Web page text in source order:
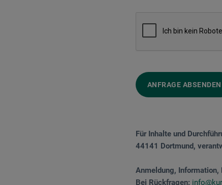
ANFRAGE ABSENDEN
Für Inhalte und
44141 Dortmund,
Anmeldung,
Bei Rückfragen: